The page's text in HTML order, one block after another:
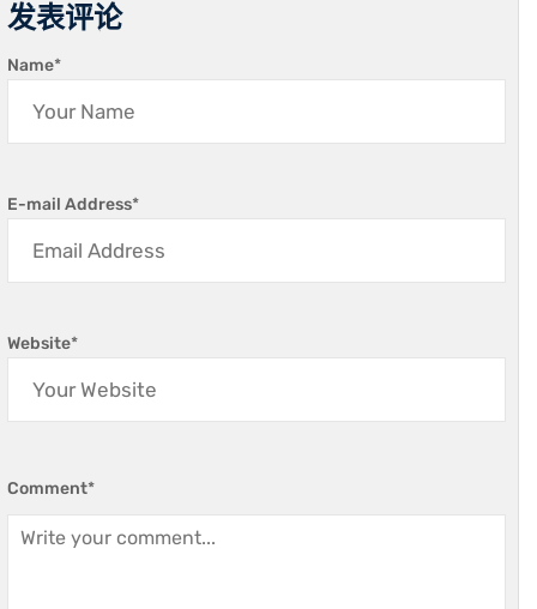
发表评论
Name*
E-mail Address*
Website*
Comment*